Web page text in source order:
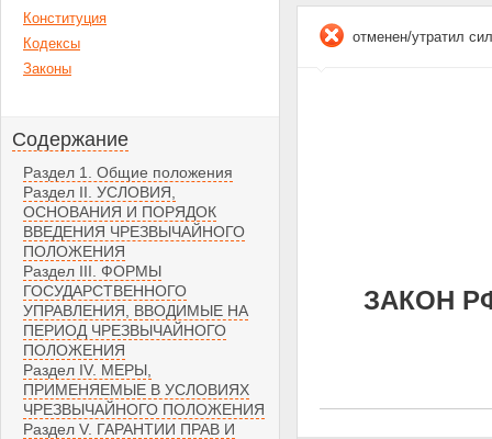
Конституция
Кодексы
Законы
Содержание
Раздел 1. Общие положения
Раздел II. УСЛОВИЯ,
ОСНОВАНИЯ И ПОРЯДОК
ВВЕДЕНИЯ ЧРЕЗВЫЧАЙНОГО
ПОЛОЖЕНИЯ
Раздел III. ФОРМЫ
ГОСУДАРСТВЕННОГО
УПРАВЛЕНИЯ, ВВОДИМЫЕ НА
ПЕРИОД ЧРЕЗВЫЧАЙНОГО
ПОЛОЖЕНИЯ
Раздел IV. МЕРЫ,
ПРИМЕНЯЕМЫЕ В УСЛОВИЯХ
ЧРЕЗВЫЧАЙНОГО ПОЛОЖЕНИЯ
Раздел V. ГАРАНТИИ ПРАВ И
отменен/утратил
ЗАКОН